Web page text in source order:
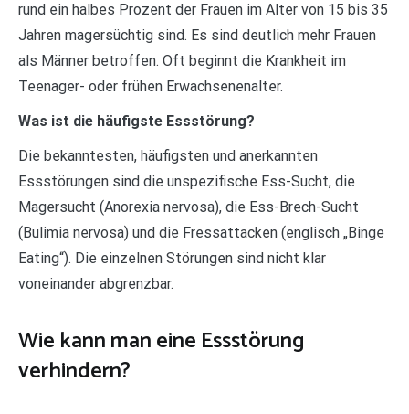
rund ein halbes Prozent der Frauen im Alter von 15 bis 35
Jahren magersüchtig sind. Es sind deutlich mehr Frauen
als Männer betroffen. Oft beginnt die Krankheit im
Teenager- oder frühen Erwachsenenalter.
Was ist die häufigste Essstörung?
Die bekanntesten, häufigsten und anerkannten
Essstörungen sind die unspezifische Ess-Sucht, die
Magersucht (Anorexia nervosa), die Ess-Brech-Sucht
(Bulimia nervosa) und die Fressattacken (englisch „Binge
Eating“). Die einzelnen Störungen sind nicht klar
voneinander abgrenzbar.
Wie kann man eine Essstörung
verhindern?